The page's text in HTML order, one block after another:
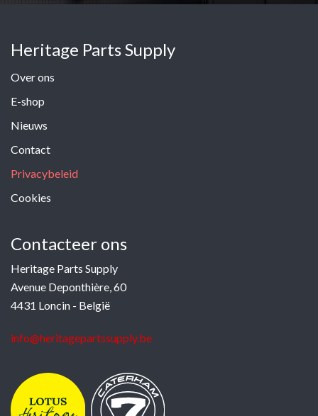
Heritage Parts Supply
Over ons
E-shop
Nieuws
Contact
Privacybeleid
Cookies
Contacteer ons
Heritage Parts Supply
Avenue Deponthière, 60
4431 Loncin - België
info@heritagepartssupply.be